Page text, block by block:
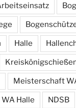
Halle
Meisterschaft
Halle NDSB